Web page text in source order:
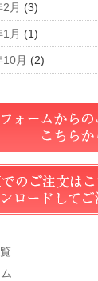
月 (3)
月 (1)
月 (2)